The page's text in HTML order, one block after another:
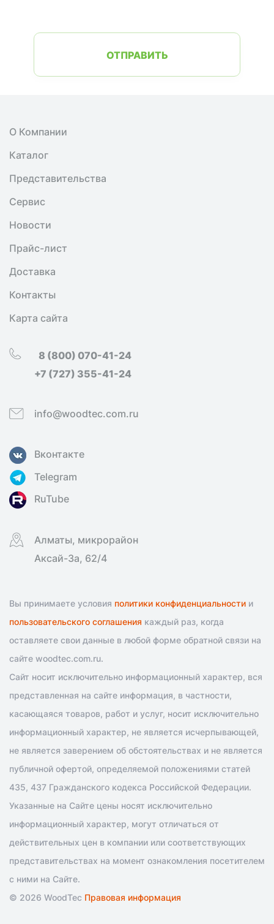
ОТПРАВИТЬ
О Компании
Каталог
Представительства
Сервис
Новости
Прайс-лист
Доставка
Контакты
Карта сайта
8 (800) 070-41-24
+7 (727) 355-41-24
info@woodtec.com.ru
Вконтакте
Telegram
RuTube
Алматы, микрорайон
Аксай-3а, 62/4
Вы принимаете условия политики конфиденциальности и
пользовательского соглашения каждый раз, когда
оставляете свои данные в любой форме обратной связи на
сайте woodtec.com.ru.
Сайт носит исключительно информационный характер, вся
представленная на сайте информация, в частности,
касающаяся товаров, работ и услуг, носит исключительно
информационный характер, не является исчерпывающей,
не является заверением об обстоятельствах и не является
публичной офертой, определяемой положениями статей
435, 437 Гражданского кодекса Российской Федерации.
Указанные на Сайте цены носят исключительно
информационный характер, могут отличаться от
действительных цен в компании или соответствующих
представительствах на момент ознакомления посетителем
с ними на Сайте.
© 2026 WoodTec Правовая информация